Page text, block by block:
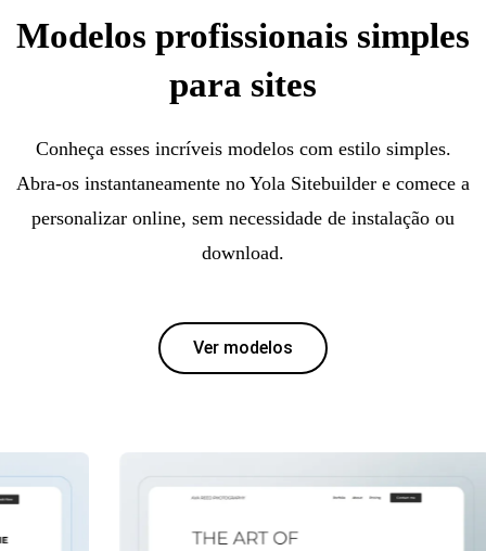
Modelos profissionais simples
para sites
Conheça esses incríveis modelos com estilo simples.
Abra-os instantaneamente no Yola Sitebuilder e comece a
personalizar online, sem necessidade de instalação ou
download.
Ver modelos